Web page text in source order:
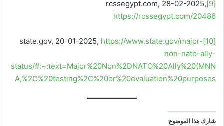
[9]
rcssegypt.com, 28-02-2025,
https://rcssegypt.com/20486
[10]
state.gov, 20-01-2025, https://www.state.gov/major-
non-nato-ally-
status/#:~:text=Major%20Non%2DNATO%20Ally%20(MNN
A,%2C%20testing%2C%20or%20evaluation%20purposes
شارك هذا الموضوع: